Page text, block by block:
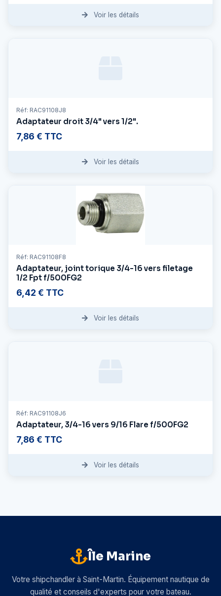
Voir les détails
Réf: RAC91108J8
Adaptateur droit 3/4" vers 1/2".
7,86 € TTC
Voir les détails
Réf: RAC91108F8
Adaptateur, joint torique 3/4-16 vers filetage
1/2 Fpt f/500FG2
6,42 € TTC
Voir les détails
Réf: RAC91108J6
Adaptateur, 3/4-16 vers 9/16 Flare f/500FG2
7,86 € TTC
Voir les détails
Île Marine
Votre shipchandler à Saint-Martin. Équipement nautique de
qualité et conseils d'experts pour votre bateau.